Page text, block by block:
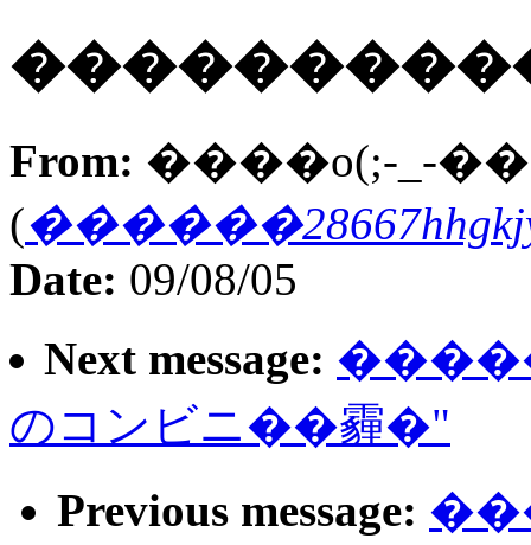
From: ����o(;-_-
(������
Date: 09/08/05
Next message:
のコンビニ��霾�"
Previous message: